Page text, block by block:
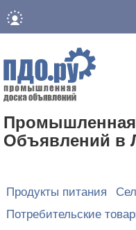
Объявлений в
Продукты питания
Потребительские